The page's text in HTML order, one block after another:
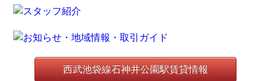
西武池袋線石神井公園駅賃貸情報